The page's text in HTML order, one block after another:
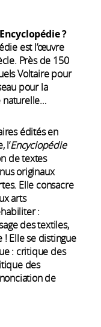
?
est l’œuvre
Près de 150
Voltaire pour
pour la
naturelle…
édités en
l’Encyclopédie
de textes
originaux
Elle consacre
arts
:
des textiles,
! Elle se distingue
: critique des
des
de